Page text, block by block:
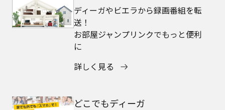
ディーガやビエラから録画番組を転
送！
お部屋ジャンプリンクでもっと便利
に
詳しく見る
どこでもディーガ